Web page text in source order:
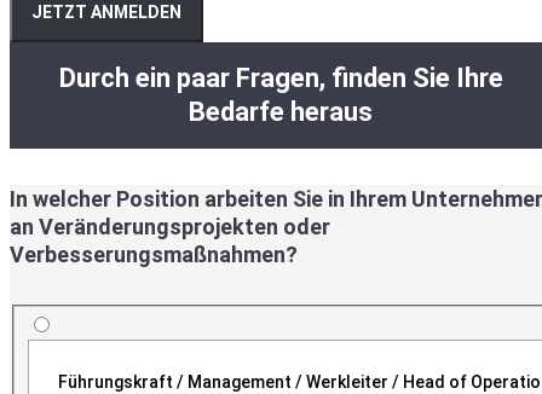
JETZT ANMELDEN
Durch ein paar Fragen, finden Sie Ihre
Bedarfe heraus
In welcher Position arbeiten Sie in Ihrem
an Veränderungsprojekten oder
Verbesserungsmaßnahmen?
Führungskraft / Management / Werkleiter / Head of